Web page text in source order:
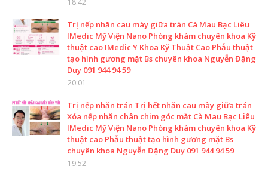
18:42
Trị nếp nhăn cau mày giữa trán Cà Mau Bạc Liêu
IMedic Mỹ Viện Nano Phòng khám chuyên khoa Kỹ
thuật cao IMedic Y Khoa Kỹ Thuật Cao Phẫu thuật
tạo hình gương mặt Bs chuyên khoa Nguyễn Đặng
Duy 091 944 94 59
20:01
Trị nếp nhăn trán Trị hết nhăn cau mày giữa trán
Xóa nếp nhăn chân chim góc mắt Cà Mau Bạc Liêu
IMedic Mỹ Viện Nano Phòng khám chuyên khoa Kỹ
thuật cao Phẫu thuật tạo hình gương mặt Bs
chuyên khoa Nguyễn Đặng Duy 091 944 94 59
19:52